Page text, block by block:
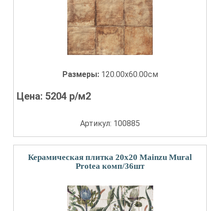
Размеры: 120.00x60.00см
Цена: 5204 р/м2
Артикул: 100885
Керамическая плитка 20x20 Mainzu Mural
Protea комп/36шт